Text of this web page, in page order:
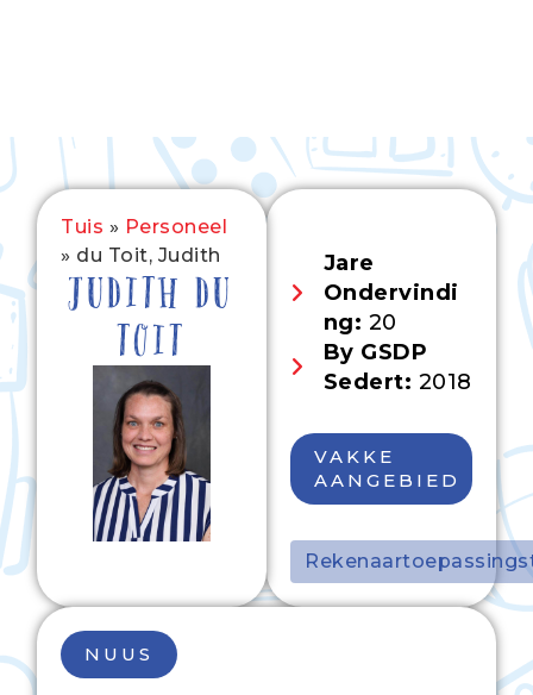
Jare
Ondervindi
ng: 20
By GSDP
Sedert: 2018
VAKKE
AANGEBIED
Tuis » Personeel
» du Toit, Judith
JUDITH DU
TOIT
NUUS